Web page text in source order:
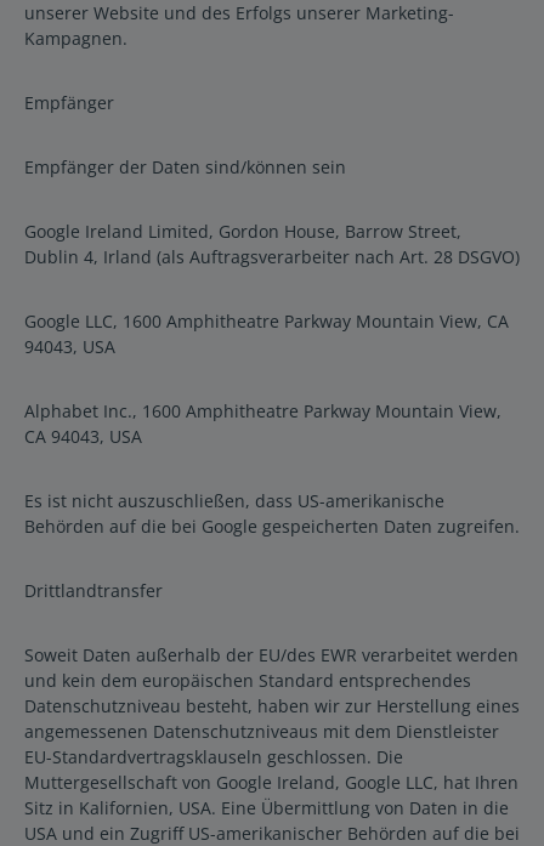
unserer Website und des Erfolgs unserer Marketing-
Kampagnen.
Empfänger
Empfänger der Daten sind/können sein
Google Ireland Limited, Gordon House, Barrow Street,
Dublin 4, Irland (als Auftragsverarbeiter nach Art. 28 DSGVO)
Google LLC, 1600 Amphitheatre Parkway Mountain View, CA
94043, USA
Alphabet Inc., 1600 Amphitheatre Parkway Mountain View,
CA 94043, USA
Es ist nicht auszuschließen, dass US-amerikanische
Behörden auf die bei Google gespeicherten Daten zugreifen.
Drittlandtransfer
Soweit Daten außerhalb der EU/des EWR verarbeitet werden
und kein dem europäischen Standard entsprechendes
Datenschutzniveau besteht, haben wir zur Herstellung eines
angemessenen Datenschutzniveaus mit dem Dienstleister
EU-Standardvertragsklauseln geschlossen. Die
Muttergesellschaft von Google Ireland, Google LLC, hat Ihren
Sitz in Kalifornien, USA. Eine Übermittlung von Daten in die
USA und ein Zugriff US-amerikanischer Behörden auf die bei